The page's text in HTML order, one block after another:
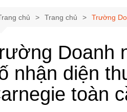
chủ Trang chủ Trường
Doanh
nhận diện
toàn